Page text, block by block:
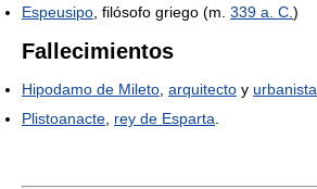
Espeusipo , filósofo griego (m. 339 a. C. )
Fallecimientos
Hipodamo de Mileto arquitecto y urbanista
Plistoanacte rey de Esparta